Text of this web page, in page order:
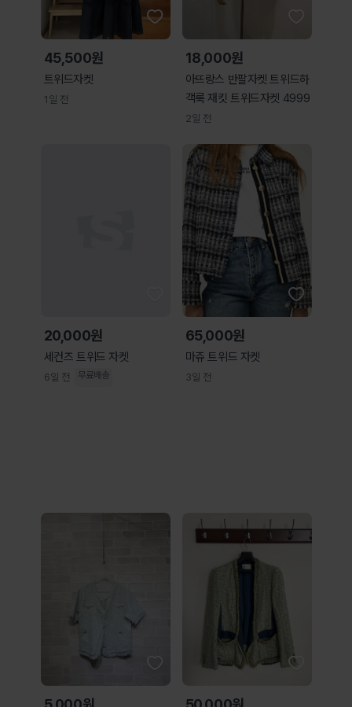
45,500원
트위드자켓
1일 전
18,000원
아뜨랑스 반팔자켓 트위드하
객룩 재킷 트위드자켓 4999
2일 전
20,000원
세컨즈 트위드 자켓
6일 전 무료배송
65,000원
마쥬 트위드 자켓
3일 전